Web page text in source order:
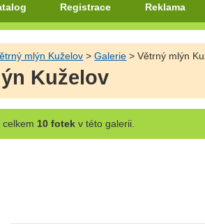
Registrace Reklama
mlýn Kuželov >Galerie > Větrný mlýn
Kuželov
10 fotekv této galerii.